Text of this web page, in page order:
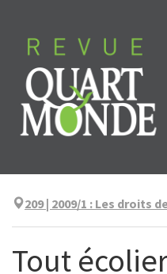
contenu
209 | 2009/1 : Les droits
Tout